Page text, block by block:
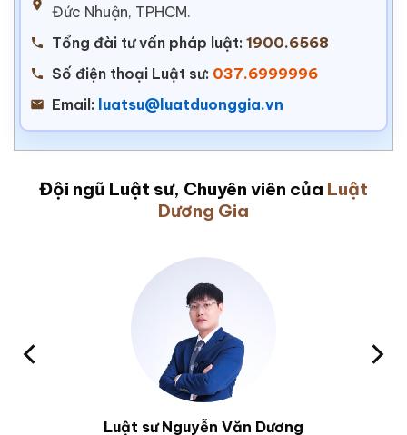
Đức Nhuận, TPHCM.
Tổng đài tư vấn pháp luật: 1900.6568
Số điện thoại Luật sư: 037.6999996
Email: luatsu@luatduonggia.vn
Đội ngũ Luật sư, Chuyên viên của Luật
Dương Gia
Luật sư Nguyễn Văn Dương